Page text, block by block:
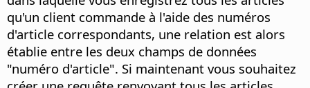
qu'un client commande à l'aide des numéros
d'article correspondants, une relation est alors
établie entre les deux champs de données
"numéro d'article". Si maintenant vous souhaitez